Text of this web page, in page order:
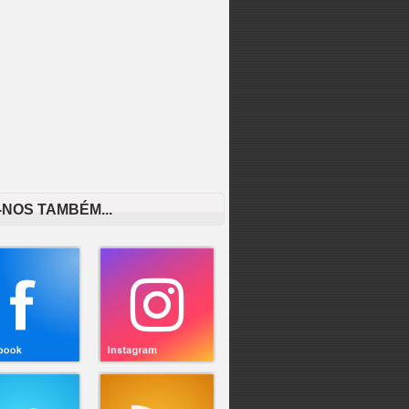
TAMBÉM...